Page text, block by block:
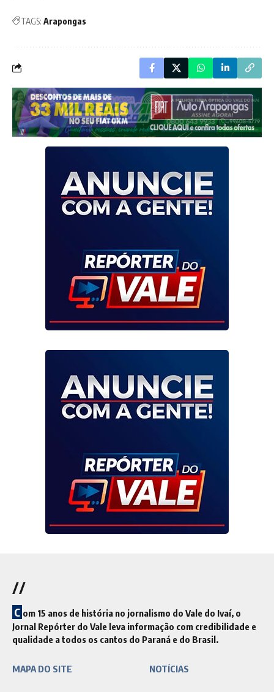
TAGS: Arapongas
//
C om 15 anos de história no jornalismo do Vale do Ivaí, o
Jornal Repórter do Vale leva informação com credibilidade e
qualidade a todos os cantos do Paraná e do Brasil.
MAPA DO SITE NOTÍCIAS